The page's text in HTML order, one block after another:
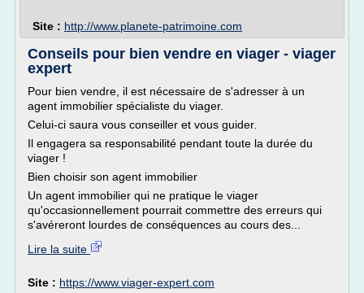
Site : http://www.planete-patrimoine.com
Conseils pour bien vendre en viager - viager
expert
Pour bien vendre, il est nécessaire de s'adresser à un
agent immobilier spécialiste du viager.
Celui-ci saura vous conseiller et vous guider.
Il engagera sa responsabilité pendant toute la durée du
viager !
Bien choisir son agent immobilier
Un agent immobilier qui ne pratique le viager
qu'occasionnellement pourrait commettre des erreurs qui
s'avéreront lourdes de conséquences au cours des...
Lire la suite
Site : https://www.viager-expert.com